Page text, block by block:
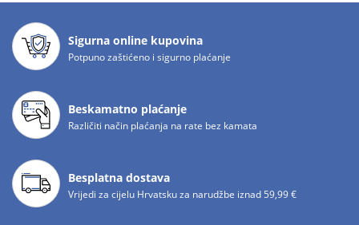
Sigurna online kupovina
Potpuno zaštićeno i sigurno plaćanje
Beskamatno plaćanje
Različiti način plaćanja na rate bez kamata
Besplatna dostava
Vrijedi za cijelu Hrvatsku za narudžbe iznad 59,99 €